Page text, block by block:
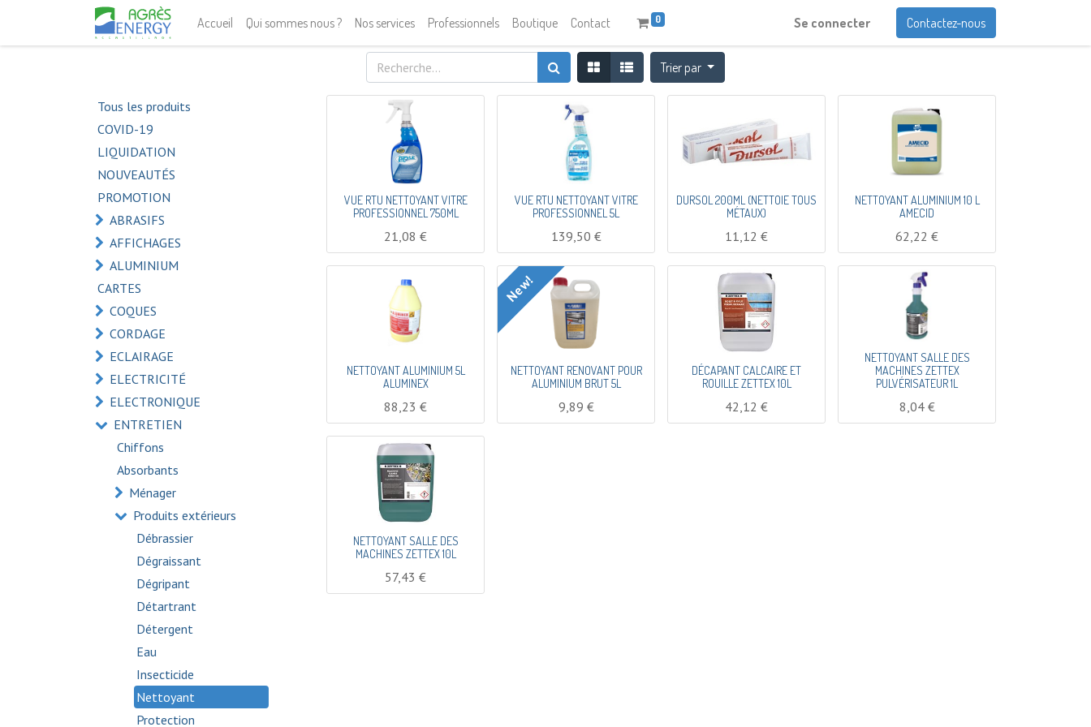
Accueil Qui sommes nous ? Nos services Professionnels Boutique Contact 0 Se connecter Contactez-nous
Trier par
Tous les produits
COVID-19
LIQUIDATION
NOUVEAUTÉS
PROMOTION
ABRASIFS
AFFICHAGES
ALUMINIUM
CARTES
COQUES
CORDAGE
ECLAIRAGE
ELECTRICITÉ
ELECTRONIQUE
ENTRETIEN
Chiffons
Absorbants
Ménager
Produits extérieurs
Débrassier
Dégraissant
Dégripant
Détartrant
Détergent
Eau
Insecticide
Nettoyant
Protection
VUE RTU NETTOYANT VITRE
PROFESSIONNEL 750ML
21,08 €
VUE RTU NETTOYANT VITRE
PROFESSIONNEL 5L
139,50 €
DURSOL 200ML (NETTOIE TOUS
MÉTAUX)
11,12 €
NETTOYANT ALUMINIUM 10 L
AMECID
62,22 €
NETTOYANT ALUMINIUM 5L
ALUMINEX
88,23 €
NETTOYANT RENOVANT POUR
ALUMINIUM BRUT 5L
9,89 €
New!
DÉCAPANT CALCAIRE ET
ROUILLE ZETTEX 10L
42,12 €
NETTOYANT SALLE DES
MACHINES ZETTEX
PULVÉRISATEUR 1L
8,04€
NETTOYANT SALLE DES
MACHINES ZETTEX 10L
57,43 €